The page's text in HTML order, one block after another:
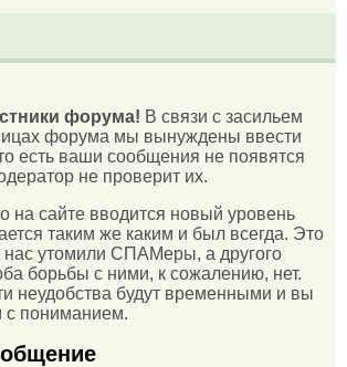
форума! В связи с засильем
форума мы вынуждены ввести
есть ваши сообщения не появятся
не проверит их.
на сайте вводится новый уровень
таким же каким и был всегда. Это
нас утомили СПАМеры, а другого
борьбы с ними, к сожалению, нет.
неудобства будут временными и вы
с пониманием.